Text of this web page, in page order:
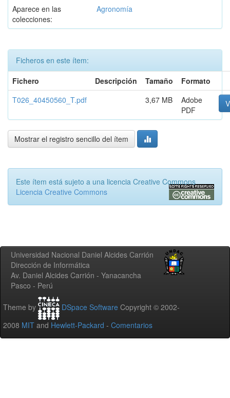
Aparece en las
colecciones:
Agronomía
Ficheros en este ítem:
Fichero
Descripción Tamaño
Formato
T026_40450560_T.pdf
3,67 MB
Adobe
PDF
Mostrar el registro sencillo del ítem
Este ítem está sujeto a una licencia Creative Commons
Licencia Creative Commons
Universidad Nacional Daniel Alcides Carrión
Dirección de Informática
Av. Daniel Alcides Carrión - Yanacancha
Pasco - Perú
Theme by DSpace Software Copyright © 2002-
2008 MIT and Hewlett-Packard - Comentarios